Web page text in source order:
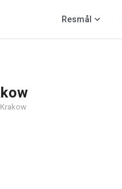
Resmål
Krakow